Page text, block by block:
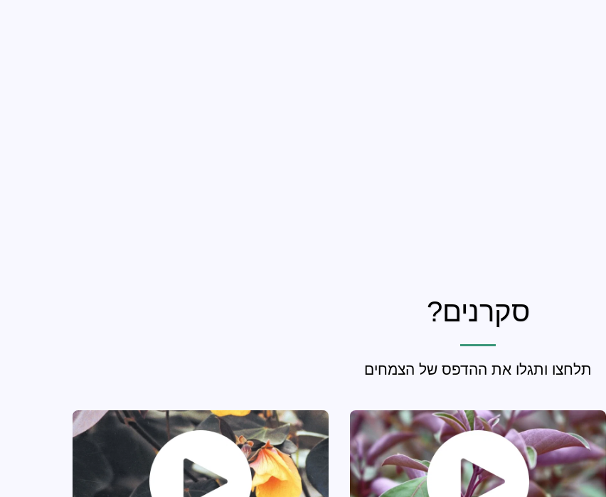
סקרנים?
תלחצו ותגלו את ההדפס של הצמחים